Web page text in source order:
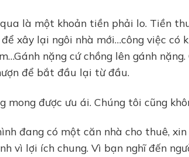
là một khoản tiền phải lo. Tiền
xây lại ngôi nhà mới…công việc có
nặng cứ chồng lên gánh
để bắt đầu lại từ đầu.
mong được ưu ái. Chúng tôi cũng
đang có một căn nhà cho thuê,
vì lợi ích chung. Vì bạn nghĩ đến